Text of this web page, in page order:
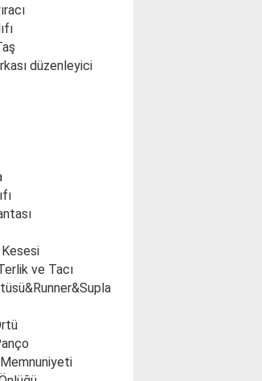
düzenleyici
ve Tacı